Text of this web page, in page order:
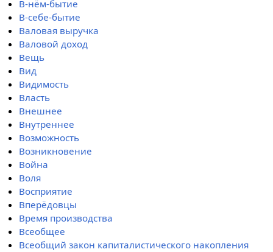
В-нём-бытие
В-себе-бытие
Валовая выручка
Валовой доход
Вещь
Вид
Видимость
Власть
Внешнее
Внутреннее
Возможность
Возникновение
Война
Воля
Восприятие
Вперёдовцы
Время производства
Всеобщее
Всеобщий закон капиталистического накопления